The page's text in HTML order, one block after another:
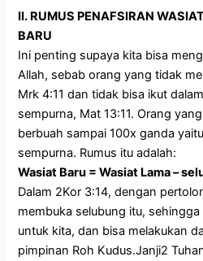
II. RUMUS PENAFSIRAN
BARU
Ini penting supaya kita bisa
Allah, sebab orang yang tidak
Mrk 4:11 dan tidak bisa ikut
sempurna, Mat 13:11. Orang
berbuah sampai 100x ganda
sempurna. Rumus itu adalah:
Wasiat Baru = Wasiat Lama –
Dalam 2Kor 3:14, dengan
membuka selubung itu, sehingga
untuk kita, dan bisa melakukan
pimpinan Roh Kudus.Janji2